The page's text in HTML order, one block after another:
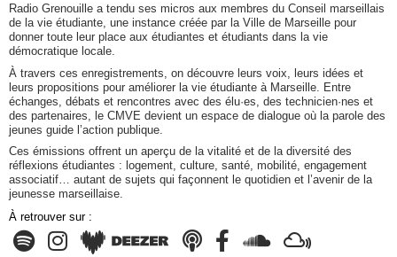
Radio Grenouille a tendu ses micros aux membres du Conseil marseillais
de la vie étudiante, une instance créée par la Ville de Marseille pour
donner toute leur place aux étudiantes et étudiants dans la vie
démocratique locale.
À travers ces enregistrements, on découvre leurs voix, leurs idées et
leurs propositions pour améliorer la vie étudiante à Marseille. Entre
échanges, débats et rencontres avec des élu·es, des technicien·nes et
des partenaires, le CMVE devient un espace de dialogue où la parole des
jeunes guide l’action publique.
Ces émissions offrent un aperçu de la vitalité et de la diversité des
réflexions étudiantes : logement, culture, santé, mobilité, engagement
associatif… autant de sujets qui façonnent le quotidien et l’avenir de la
jeunesse marseillaise.
À retrouver sur :